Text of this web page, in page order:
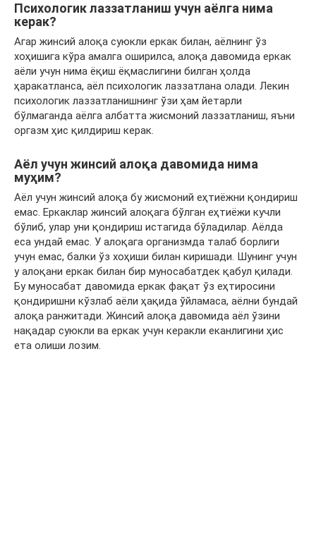
Психологик лаззатланиш учун аёлга нима
керак?
Агар жинсий алоқа суюкли еркак билан, аёлнинг ўз
хоҳишига кўра амалга оширилса, алоқа давомида еркак
аёли учун нима ёқиш ёқмаслигини билган ҳолда
ҳаракатланса, аёл психологик лаззатлана олади. Лекин
психологик лаззатланишнинг ўзи ҳам йетарли
бўлмаганда аёлга албатта жисмоний лаззатланиш, яъни
оргазм ҳис қилдириш керак.
Аёл учун жинсий алоқа давомида нима
муҳим?
Аёл учун жинсий алоқа бу жисмоний еҳтиёжни қондириш
емас. Еркаклар жинсий алоқага бўлган еҳтиёжи кучли
бўлиб, улар уни қондириш истагида бўладилар. Аёлда
еса ундай емас. У алоқага организмда талаб борлиги
учун емас, балки ўз хоҳиши билан киришади. Шунинг учун
у алоқани еркак билан бир муносабатдек қабул қилади.
Бу муносабат давомида еркак фақат ўз еҳтиросини
қондиришни кўзлаб аёли ҳақида ўйламаса, аёлни бундай
алоқа ранжитади. Жинсий алоқа давомида аёл ўзини
нақадар суюкли ва еркак учун керакли еканлигини ҳис
ета олиши лозим.